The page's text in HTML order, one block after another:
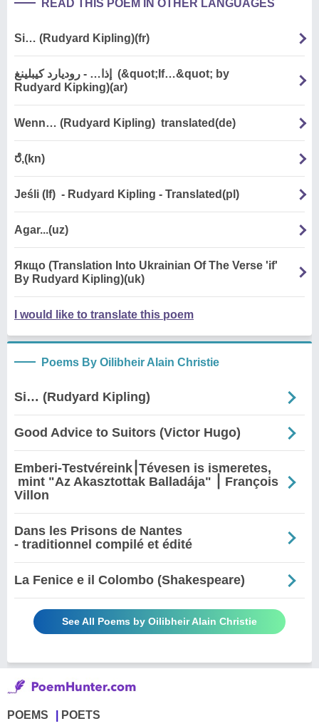
READ THIS POEM IN OTHER LANGUAGES
Si… (Rudyard Kipling)(fr)
إذا… - روديارد كيبلينغ (&quot;If…&quot; by
Rudyard Kipking)(ar)
Wenn… (Rudyard Kipling) translated(de)
ರೆ,(kn)
Jeśli (If) - Rudyard Kipling - Translated(pl)
Agar...(uz)
Якщо (Translation Into Ukrainian Of The Verse 'if'
By Rudyard Kipling)(uk)
I would like to translate this poem
Poems By Oilibheir Alain Christie
Si… (Rudyard Kipling)
Good Advice to Suitors (Victor Hugo)
Emberi-Testvéreink⎮Tévesen is ismeretes,
mint "Az Akasztottak Balladája" ⎮ François
Villon
Dans les Prisons de Nantes
- traditionnel compilé et édité
La Fenice e il Colombo (Shakespeare)
See All Poems by Oilibheir Alain Christie
POEMS POETS